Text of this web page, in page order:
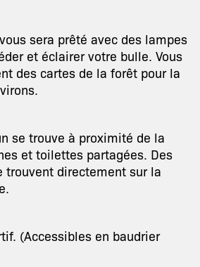
sera prêté avec des lampes
et éclairer votre bulle. Vous
des cartes de la forêt pour la
se trouve à proximité de la
et toilettes partagées. Des
trouvent directement sur la
(Accessibles en baudrier